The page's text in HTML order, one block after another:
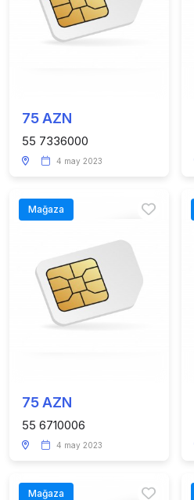
75 AZN
55 7336000
4 may 2023
Mağaza
75 AZN
55 6710006
4 may 2023
Mağaza